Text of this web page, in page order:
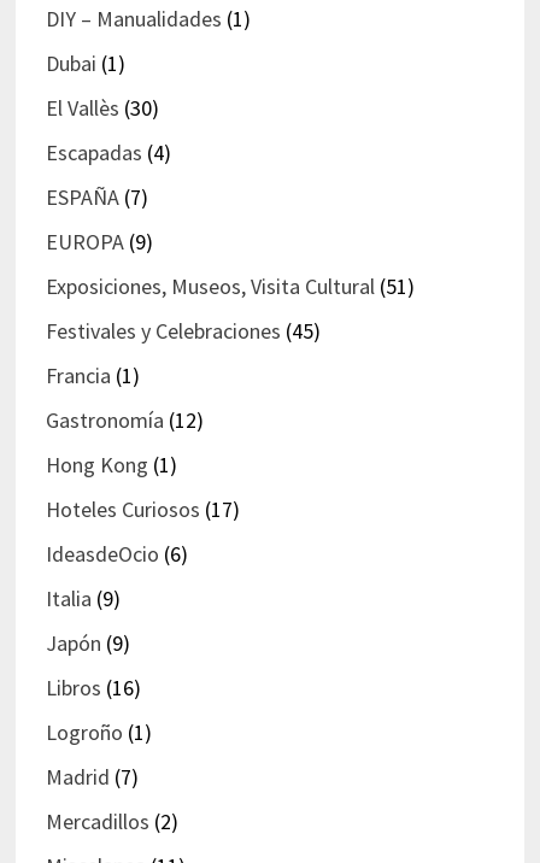
DIY – Manualidades (1)
Dubai (1)
El Vallès (30)
Escapadas (4)
ESPAÑA(7)
EUROPA(9)
Exposiciones, Museos, Visita Cultural(51)
Festivales y Celebraciones (45)
Francia (1)
Gastronomía (12)
Hong Kong (1)
Hoteles Curiosos (17)
IdeasdeOcio (6)
Italia (9)
Japón (9)
Libros (16)
Logroño (1)
Madrid (7)
Mercadillos (2)